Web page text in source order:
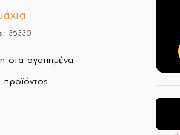
36330
στα αγαπημένα
προϊόντος